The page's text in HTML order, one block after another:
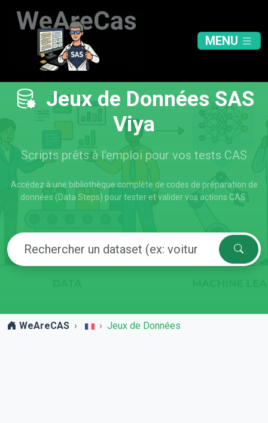
MENU
Jeux de Données SAS
Viya
Scripts prêts à l'emploi pour vos tests CAS
Accédez à une bibliothèque complète de codes de préparation de
données (Data Steps) pour tester et valider vos actions CAS.
WeAreCAS Jeux de Données